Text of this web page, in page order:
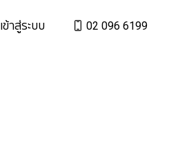
เข้าสู่ระบบ 02 096 6199